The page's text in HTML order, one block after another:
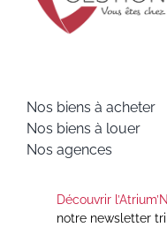
Nos biens à acheter
Nos biens à louer
Nos agences
Découvrir
notre newsletter